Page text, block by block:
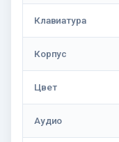
Клавиатура
Корпус
Цвет
Аудио